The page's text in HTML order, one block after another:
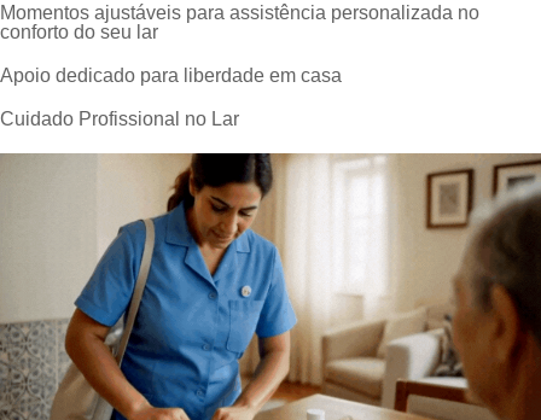
Momentos ajustáveis para assistência personalizada no
conforto do seu lar
Apoio dedicado para liberdade em casa
Cuidado Profissional no Lar